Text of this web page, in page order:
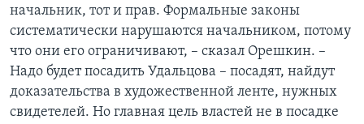
начальник, тот и прав. Формальные законы
систематически нарушаются начальником, потому
что они его ограничивают, – сказал Орешкин. –
Надо будет посадить Удальцова – посадят, найдут
доказательства в художественной ленте, нужных
свидетелей. Но главная цель властей не в посадке